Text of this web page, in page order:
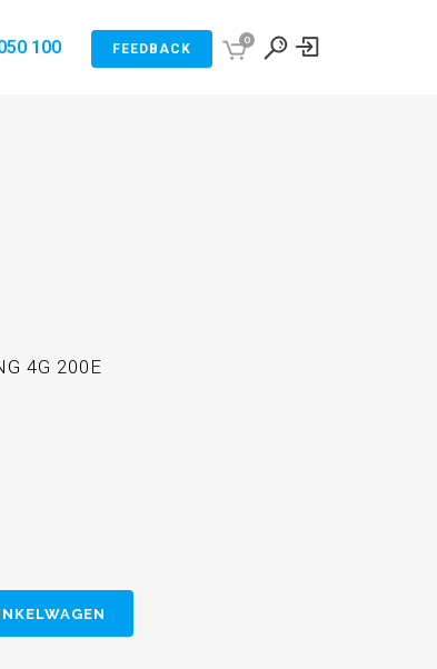
0
100 FEEDBACK
4G 200E